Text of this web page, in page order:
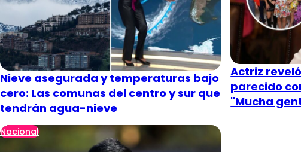
Nieve asegurada y temperaturas bajo
cero: Las comunas del centro y sur que
tendrán agua-nieve
Actriz
parecido
"Mucha
Nacional